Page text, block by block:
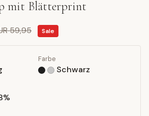
mit Blätterprint
59,95 Sale
Farbe
Schwarz